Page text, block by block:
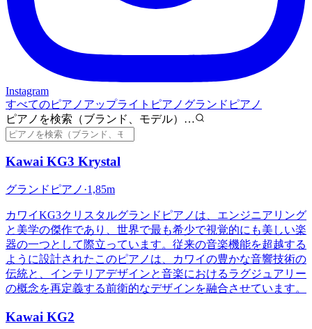
Instagram
すべてのピアノ アップライトピアノ グランドピアノ
ピアノを検索（ブランド、モデル）…
Kawai KG3 Krystal
グランドピアノ ·1,85m
カワイKG3クリスタルグランドピアノは、エンジニアリング
と美学の傑作であり、世界で最も希少で視覚的にも美しい楽
器の一つとして際立っています。従来の音楽機能を超越する
ように設計されたこのピアノは、カワイの豊かな音響技術の
伝統と、インテリアデザインと音楽におけるラグジュアリー
の概念を再定義する前衛的なデザインを融合させています。
Kawai KG2